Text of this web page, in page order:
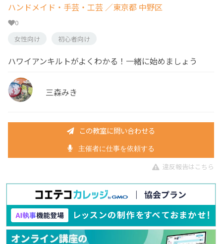
ハンドメイド・手芸・工芸 ／東京都 中野区
0
女性向け
初心者向け
ハワイアンキルトがよくわかる！一緒に始めましょう
三森みき
この教室に問い合わせる
主催者に仕事を依頼する
違反報告はこちら